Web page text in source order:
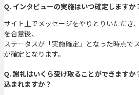
Q. インタビューの実施はいつ確定しますか
サイト上でメッセージをやりとりいただき
を合意後、
ステータスが「実施確定」となった時点で
が確定となります。
Q. 謝礼はいくら受け取ることができますか
込まれますか？